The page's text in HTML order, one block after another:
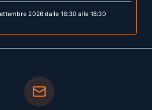
2026 dalle 16:30 alle 18:30